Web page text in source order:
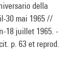
della
30 mai 1965 //
18 juillet 1965. -
p. 63 et reprod.